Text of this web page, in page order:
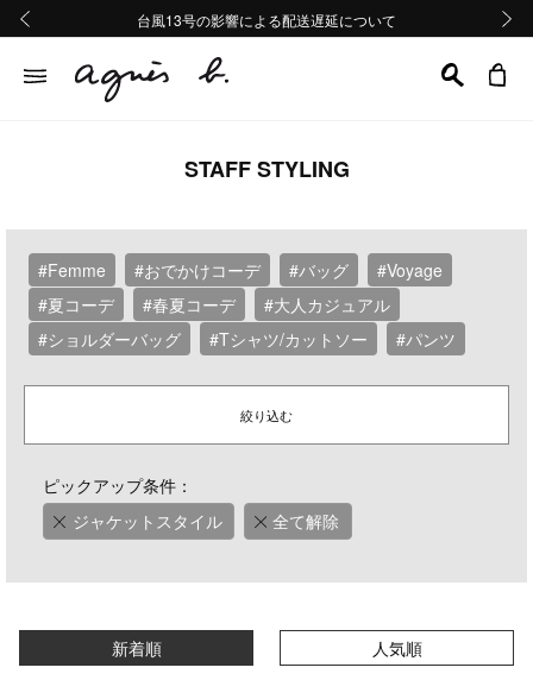
熊本地域地震の影響による配送遅延について
Summer Sale 2buy10%OFF!!
台風13号の影響による配送遅延について
熊本地域地震の影響による配送遅延について
Summer Sale 2buy10%OFF!!
STAFF STYLING
#Femme #おでかけコーデ #バッグ
#Voyage
#夏コーデ
#春夏コーデ
#大人カジュアル
#ショルダーバッグ
#Tシャツ/カットソー #パンツ
絞り込む
ピックアップ条件：
ジャケットスタイル
全て解除
新着順 人気順